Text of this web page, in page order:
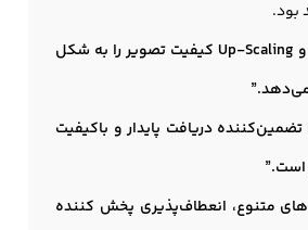
بود.
“پشتیبانی از HDMI و Up-Scaling کیفیت تصویر را به شکل
“استاندارد DVB-T2 تضمین‌کننده دریافت پایدار و باکیفیت
متنوع، انعطاف‌پذیری پخش کننده